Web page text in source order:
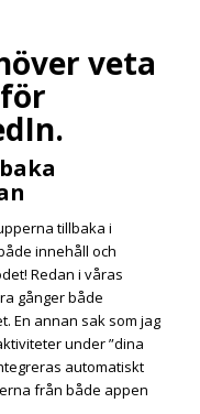
veta
tillbaka i
innehåll och
Redan i våras
gånger både
En annan sak som jag
under ”dina
automatiskt
från både appen